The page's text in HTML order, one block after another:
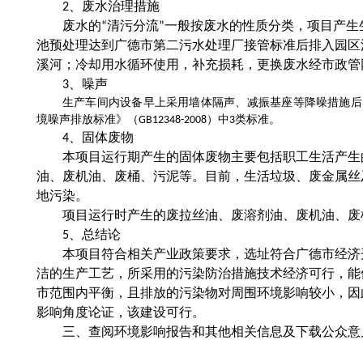
2、废水治理措施
废水的“清污分流”一般按废水的性质分类，项目产
池预处理达到广德市第二污水处理厂接管标准后排入园
溪河；冷却用水循环使用，补充损耗，更换废水经市政
3、噪声
生产车间内设备早上采用墙体隔声、减振基座等降噪措施
境噪声排放标准》（GB12348-2008）中3类标准。
4、固体废物
本项目运行期产生的固体废物主要包括职工生活产
油、废机油、废桶、污泥等。目前，生活垃圾、废金属
地污染。
项目运行时产生的废拉丝油、废溶剂油、废机油、
5、总结论
本项目符合相关产业政策要求，选址符合广德市经
洁的生产工艺，所采用的污染防治措施技术经济可行，
市范围内平衡，且排放的污染物对周围环境影响较小，
影响角度论证，该建设可行。
三、查阅环境影响报告和其他相关信息及下载公众